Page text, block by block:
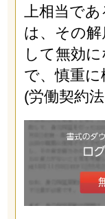
上相当で
は、その
して無効
で、慎重
(労働契約法